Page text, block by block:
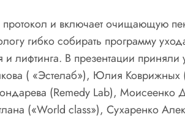
и включает очищающую
гибко собирать программу
лифтинга. В презентации
( «Эстелаб»), Юлия
(Remedy Lab), Моисеенко
(«World class»), Сухаренко